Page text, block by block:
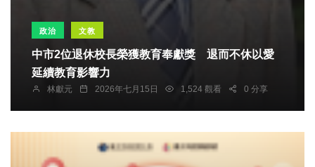
政治 文教
中市2位退休校長榮獲教育奉獻獎 退而不休以愛
延續教育影響力
林獻元 2026年七月15日 1,524 觀看 0 分享